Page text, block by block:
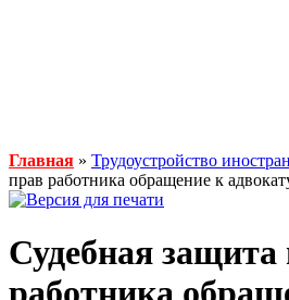
Главная » Трудоустройство
прав работника обращение к
Судебная защита